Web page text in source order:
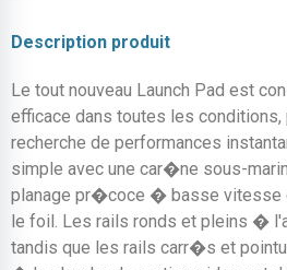
Description produit
Le tout nouveau Launch Pad est
efficace dans toutes les
recherche de performances
simple avec une car�ne sous-
planage pr�coce � basse
le foil. Les rails ronds et pleins �
tandis que les rails carr�s et